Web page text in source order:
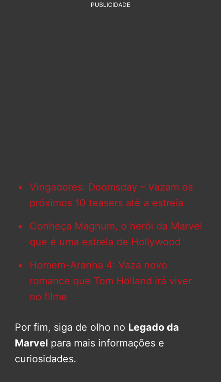
PUBLICIDADE
Vingadores: Doomsday – Vazam os
próximos 10 teasers até a estreia
Conheça Magnum, o herói da Marvel
que é uma estrela de Hollywood
Homem-Aranha 4: Vaza novo
romance que Tom Holland irá viver
no filme
Por fim, siga de olho no Legado da
Marvel para mais informações e
curiosidades.